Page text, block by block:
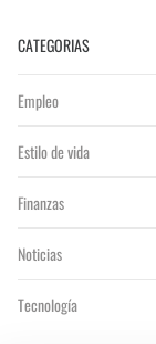
CATEGORIAS
Empleo
Estilo de vida
Finanzas
Noticias
Tecnología